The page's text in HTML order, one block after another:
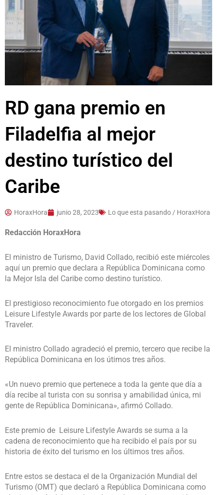
RD gana premio en
Filadelfia al mejor
destino turístico del
Caribe
HoraxHora junio 28, 2023 Lo que esta pasando / HoraxHora
Redacción HoraxHora
El ministro de Turismo, David Collado, recibió este miércoles
aquí un premio que declara a República Dominicana como
la Mejor Isla del Caribe como destino turístico.
El prestigioso reconocimiento fue otorgado en los premios
Leisure Lifestyle Awards por parte de los lectores de Global
Traveler.
El ministro Collado agradeció el premio, tercero que recibe la
República Dominicana en los útimos tres años.
«Un nuevo premio que pertenece a toda la gente que día a
día recibe al turista con su sonrisa y amabilidad única, mi
gente de República Dominicana», afirmó Collado.
Este premio de Leisure Lifestyle Awards se suma a la
cadena de reconocimiento que ha recibido el país por su
historia de éxito del turismo en los últimos tres años.
Entre estos se destaca el de la Organización Mundial del
Turismo (OMT) que declaró a República Dominicana como